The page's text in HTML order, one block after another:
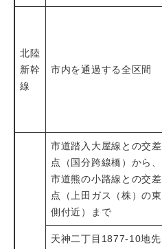
北陸
新幹
線
市内を通過する全区間
市道踏入大屋線との交差
点（国分跨線橋）から、
市道熊の小路線との交差
点（上田ガス（株）の東
側付近）まで
天神二丁目1877-10地先